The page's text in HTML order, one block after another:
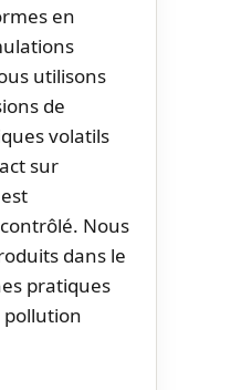
en
utilisons
de
volatils
sur
Nous
dans le
pratiques